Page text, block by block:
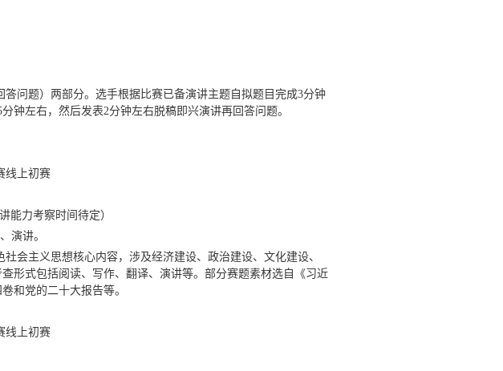
答问题）两部分。选手根据比赛已备演讲主题自拟题目完成3分钟
分钟左右，然后发表2分钟左右脱稿即兴演讲再回答问题。
线上初赛
讲能力考察时间待定）
演讲。
会主义思想核心内容，涉及经济建设、政治建设、文化建设、
形式包括阅读、写作、翻译、演讲等。部分赛题素材选自《习近
和党的二十大报告等。
线上初赛